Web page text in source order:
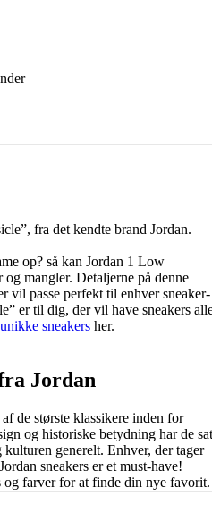
fra det kendte brand Jordan.
op? så kan Jordan 1 Low
mangler. Detaljerne på denne
vil passe perfekt til enhver sneaker-
er til dig, der vil have sneakers
unikke sneakers her.
Jordan
de største klassikere inden for
og historiske betydning har de sat
generelt. Enhver, der tager
sneakers er et must-have!
og farver for at finde din nye favorit.